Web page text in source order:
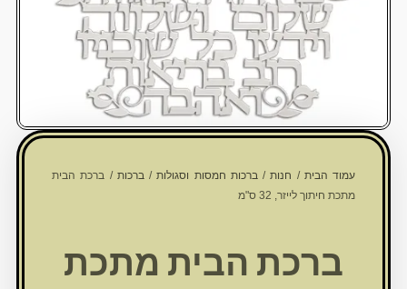
עמוד הבית/חנות/ברכות חמסות וסגולות/ברכות/ ברכת הבית
מתכת חיתוך לייזר, 32 ס"מ
ברכת הבית מתכת